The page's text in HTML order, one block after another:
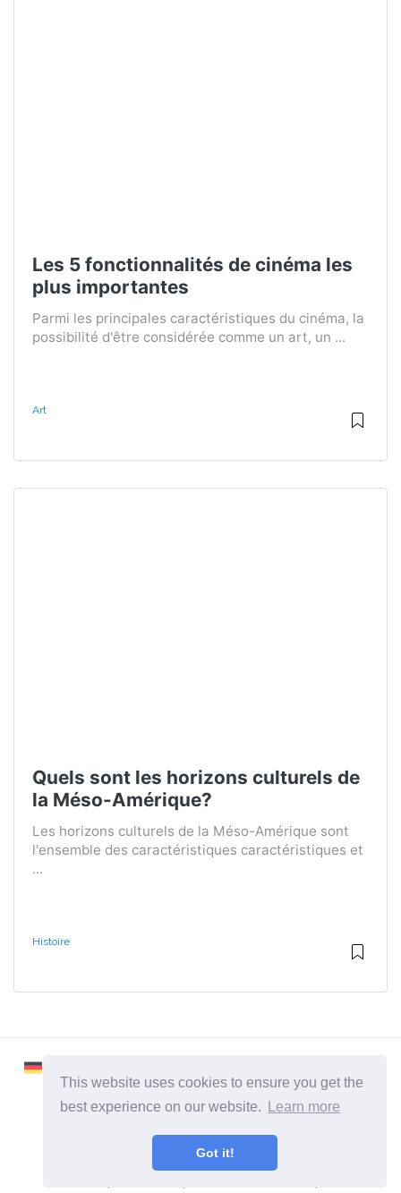
This website uses cookies to ensure you get the
best experience on our website.
Learn more
Got it!
Les 5 fonctionnalités de cinéma les
plus importantes
Parmi les principales caractéristiques du cinéma, la
possibilité d'être considérée comme un art, un ...
Art
Quels sont les horizons culturels de
la Méso-Amérique?
Les horizons culturels de la Méso-Amérique sont
l'ensemble des caractéristiques caractéristiques et
...
Histoire
2026 ©Learnaboutworld
Toutes catégories